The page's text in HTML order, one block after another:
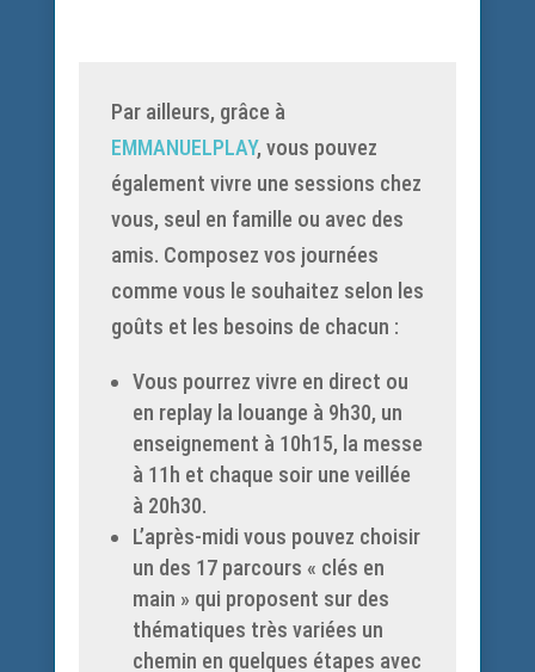
Par ailleurs, grâce à
EMMANUELPLAY, vous pouvez
également vivre une sessions chez
vous, seul en famille ou avec des
amis. Composez vos journées
comme vous le souhaitez selon les
goûts et les besoins de chacun :
Vous pourrez vivre en direct ou
en replay la louange à 9h30, un
enseignement à 10h15, la messe
à 11h et chaque soir une veillée
à 20h30.
L’après-midi vous pouvez choisir
un des 17 parcours « clés en
main » qui proposent sur des
thématiques très variées un
chemin en quelques étapes avec